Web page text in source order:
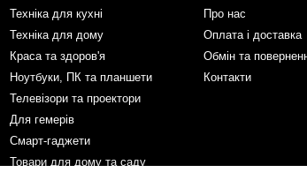
Техніка для кухні
Техніка для дому
Краса та здоров'я
Ноутбуки, ПК та планшети
Телевізори та проектори
Для гемерів
Смарт-гаджети
Товари для дому та саду
Про нас
Оплата і доставка
Обмін та
Контакти